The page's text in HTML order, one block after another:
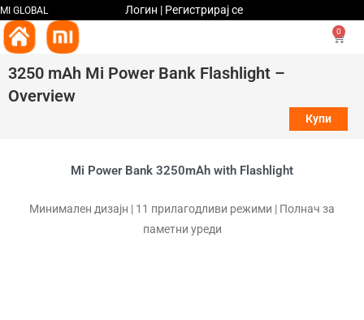
MI GLOBAL Логин | Регистрирај се
0
3250 mAh Mi Power Bank Flashlight –
Overview
Купи
Mi Power Bank 3250mAh with Flashlight
Минимален дизајн | 11 прилагодливи режими | Полнач за
паметни уреди